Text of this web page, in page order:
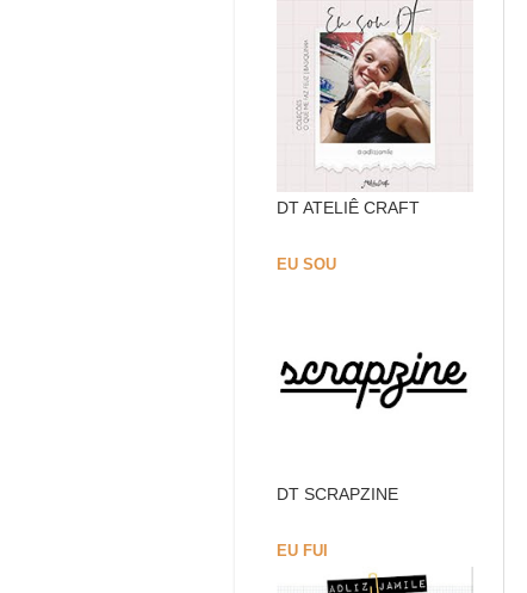
DT ATELIÊ CRAFT
EU SOU
DT SCRAPZINE
EU FUI